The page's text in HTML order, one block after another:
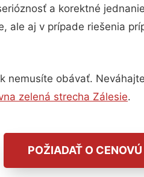
a korektné
ale aj v prípade riešenia
nemusíte obávať.
zelená strecha Zálesie.
POŽIADAŤ O